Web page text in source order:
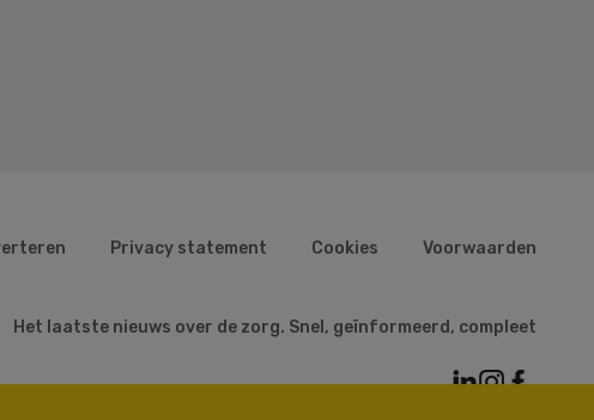
Privacy statement Cookies Voorwaarden
Het laatste nieuws over de zorg. Snel, geïnformeerd, compleet